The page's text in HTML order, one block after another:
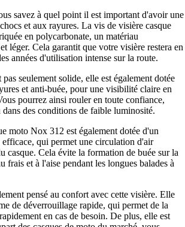
savez à quel point il est important d'avoir une
et aux rayures. La vis de visière casque
en polycarbonate, un matériau
léger. Cela garantit que votre visière restera en
années d'utilisation intense sur la route.
seulement solide, elle est également dotée
et anti-buée, pour une visibilité claire en
pourrez ainsi rouler en toute confiance,
des conditions de faible luminosité.
moto Nox 312 est également dotée d'un
qui permet une circulation d'air
casque. Cela évite la formation de buée sur la
frais et à l'aise pendant les longues balades à
pensé au confort avec cette visière. Elle
de déverrouillage rapide, qui permet de la
en cas de besoin. De plus, elle est